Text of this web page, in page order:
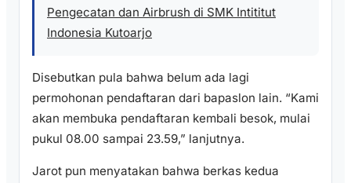
Pengecatan dan Airbrush di SMK Intititut
Indonesia Kutoarjo
Disebutkan pula bahwa belum ada lagi
permohonan pendaftaran dari bapaslon lain. “Kami
akan membuka pendaftaran kembali besok, mulai
pukul 08.00 sampai 23.59,” lanjutnya.
Jarot pun menyatakan bahwa berkas kedua